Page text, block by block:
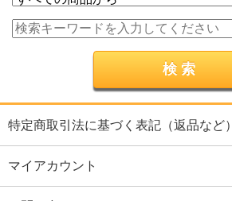
特定商取引法に基づく表記（返品など）
マイアカウント